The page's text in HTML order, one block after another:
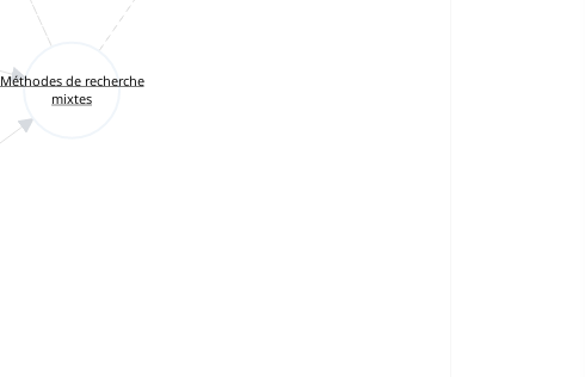
Méthodes de recherche
mixtes